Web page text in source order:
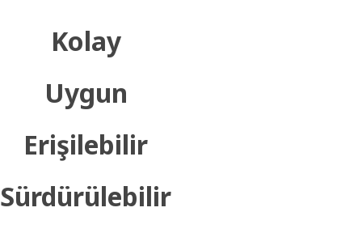
Kolay
Uygun
Erişilebilir
Sürdürülebilir